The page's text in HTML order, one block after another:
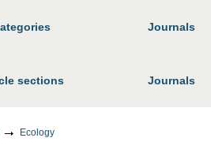
Journals
sections Journals
Ecology